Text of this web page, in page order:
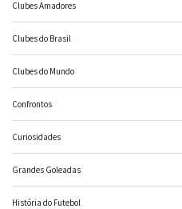
Clubes Amadores
Clubes do Brasil
Clubes do Mundo
Confrontos
Curiosidades
Grandes Goleadas
História do Futebol